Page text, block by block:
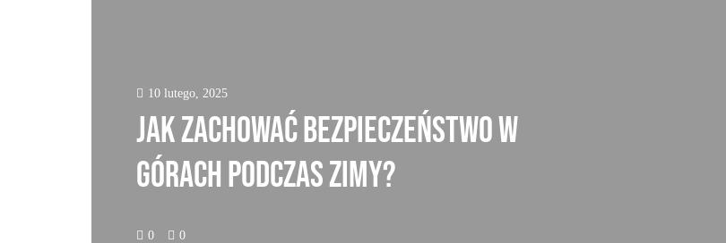
10 lutego, 2025
Jak zachować bezpieczeństwo w
górach podczas zimy?
0 0